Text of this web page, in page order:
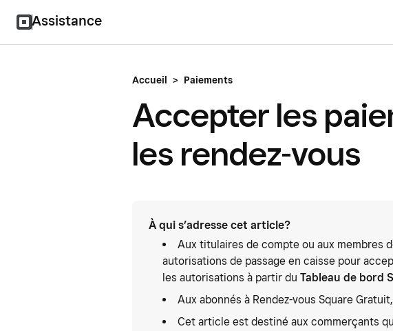
Assistance
Accueil > Paiements
Accepter les
les rendez-vous
À qui s’adresse cet article?
Aux titulaires de compte ou aux membres
autorisations de passage en caisse pour
les autorisations à partir du Tableau de bord
Aux abonnés à Rendez-vous Square
Cet article est destiné aux commerçants